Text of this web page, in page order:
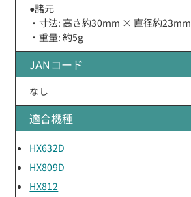
●諸元
・寸法: 高さ約30mm × 直径約23mm
・重量: 約5g
JANコード
なし
適合機種
HX632D
HX809D
HX812